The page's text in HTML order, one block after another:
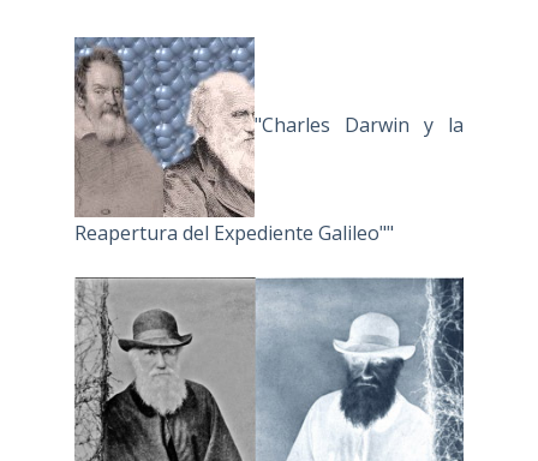
"Charles Darwin y la
Reapertura del Expediente Galileo""